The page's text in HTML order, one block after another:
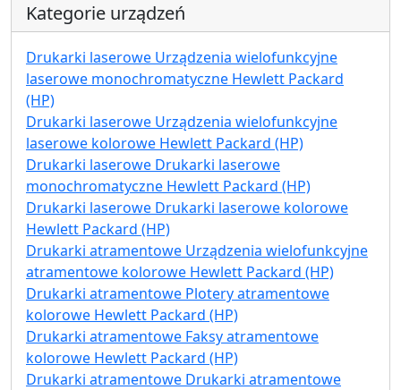
Kategorie urządzeń
Drukarki laserowe Urządzenia wielofunkcyjne
laserowe monochromatyczne Hewlett Packard
(HP)
Drukarki laserowe Urządzenia wielofunkcyjne
laserowe kolorowe Hewlett Packard (HP)
Drukarki laserowe Drukarki laserowe
monochromatyczne Hewlett Packard (HP)
Drukarki laserowe Drukarki laserowe kolorowe
Hewlett Packard (HP)
Drukarki atramentowe Urządzenia wielofunkcyjne
atramentowe kolorowe Hewlett Packard (HP)
Drukarki atramentowe Plotery atramentowe
kolorowe Hewlett Packard (HP)
Drukarki atramentowe Faksy atramentowe
kolorowe Hewlett Packard (HP)
Drukarki atramentowe Drukarki atramentowe